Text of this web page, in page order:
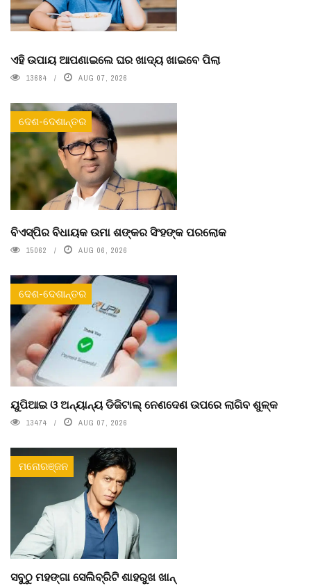
ଏହି ଉପାୟ ଆପଣାଇଲେ ଘର ଖାଦ୍ୟ ଖାଇବେ ପିଲା
13684 AUG 07, 2026
ଦେଶ-ଦେଶାନ୍ତର
ବିଏସ୍‌ପିର ବିଧାୟକ ଉମା ଶଙ୍କର ସିଂହଙ୍କ ପରଲୋକ
15062 AUG 06, 2026
ଦେଶ-ଦେଶାନ୍ତର
ୟୁପିଆଇ ଓ ଅନ୍ୟାନ୍ୟ ଡିଜିଟାଲ୍ ନେଣଦେଣ ଉପରେ ଲାଗିବ ଶୁଳ୍କ
13474 AUG 07, 2026
ମନୋରଞ୍ଜନ
ସବୁଠୁ ମହଙ୍ଗା ସେଲିବ୍ରିଟି ଶାହରୁଖ ଖାନ୍